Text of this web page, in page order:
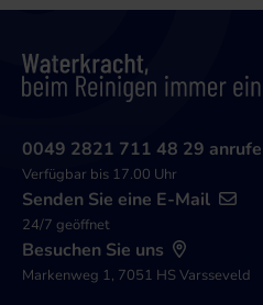
0049 2821 711 48 29
Verfügbar bis 17.00 Uhr
Senden Sie eine E-Mail
24/7 geöffnet
Besuchen Sie uns
Markenweg 1, 7051 HS Varsseveld